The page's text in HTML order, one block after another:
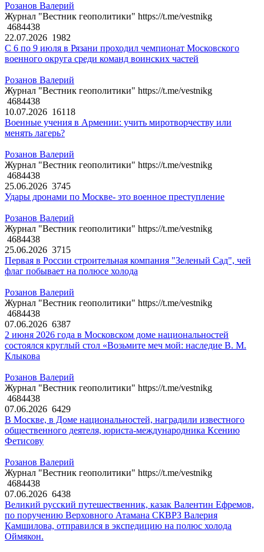
Розанов Валерий
Журнал "Вестник геополитики" https://t.me/vestnikg
4684438
22.07.2026 1982
С 6 по 9 июля в Рязани проходил чемпионат Московского
военного округа среди команд воинских частей
Розанов Валерий
Журнал "Вестник геополитики" https://t.me/vestnikg
4684438
10.07.2026 16118
Военные учения в Армении: учить миротворчеству или
менять лагерь?
Розанов Валерий
Журнал "Вестник геополитики" https://t.me/vestnikg
4684438
25.06.2026 3745
Удары дронами по Москве- это военное преступление
Розанов Валерий
Журнал "Вестник геополитики" https://t.me/vestnikg
4684438
25.06.2026 3715
Первая в России строительная компания "Зеленый Сад", чей
флаг побывает на полюсе холода
Розанов Валерий
Журнал "Вестник геополитики" https://t.me/vestnikg
4684438
07.06.2026 6387
2 июня 2026 года в Московском доме национальностей
состоялся круглый стол «Возьмите меч мой: наследие В. М.
Клыкова
Розанов Валерий
Журнал "Вестник геополитики" https://t.me/vestnikg
4684438
07.06.2026 6429
В Москве, в Доме национальностей, наградили известного
общественного деятеля, юриста-международника Ксению
Фетисову
Розанов Валерий
Журнал "Вестник геополитики" https://t.me/vestnikg
4684438
07.06.2026 6438
Великий русский путешественник, казак Валентин Ефремов,
по поручению Верховного Атамана СКВРЗ Валерия
Камшилова, отправился в экспедицию на полюс холода
Оймякон.